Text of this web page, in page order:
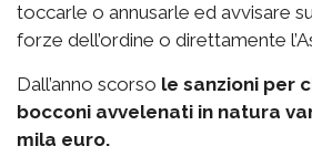
toccarle o annusarle ed avvisare
forze dell’ordine o direttamente
Dall’anno scorso le sanzioni per
bocconi avvelenati in natura
mila euro.